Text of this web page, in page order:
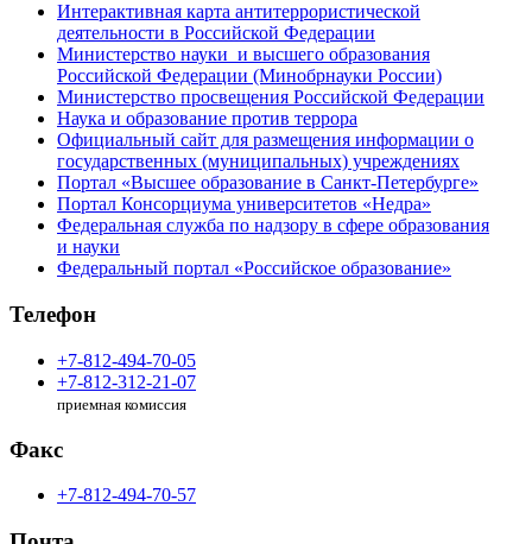
Интерактивная карта антитеррористической
деятельности в Российской Федерации
Министерство науки и высшего образования
Российской Федерации (Минобрнауки России)
Министерство просвещения Российской Федерации
Наука и образование против террора
Официальный сайт для размещения информации о
государственных (муниципальных) учреждениях
Портал «Высшее образование в Санкт-Петербурге»
Портал Консорциума университетов «Недра»
Федеральная служба по надзору в сфере образования
и науки
Федеральный портал «Российское образование»
Телефон
+7-812-494-70-05
+7-812-312-21-07
приемная комиссия
Факс
+7-812-494-70-57